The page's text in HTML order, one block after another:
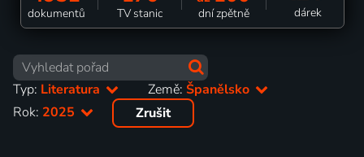
dokumentů TV stanic dní zpětně dárek
Typ: Literatura Země:Španělsko
Rok: 2025 Zrušit